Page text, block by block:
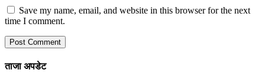
Save my name, email, and website in this browser for the next
time I comment.
ताजा अपडेट